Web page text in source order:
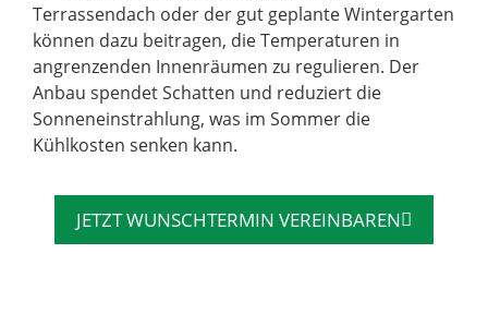
Terrassendach oder der gut geplante Wintergarten
können dazu beitragen, die Temperaturen in
angrenzenden Innenräumen zu regulieren. Der
Anbau spendet Schatten und reduziert die
Sonneneinstrahlung, was im Sommer die
Kühlkosten senken kann.
JETZT WUNSCHTERMIN VEREINBAREN